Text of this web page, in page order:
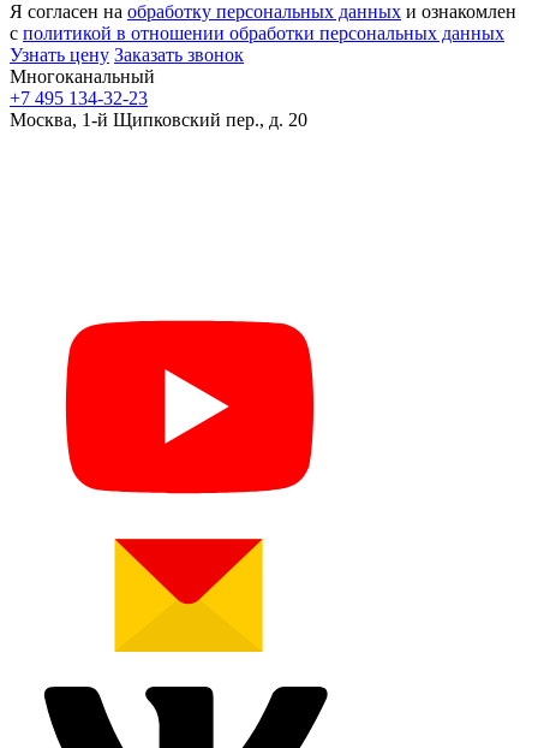
Я согласен на обработку персональных данных и ознакомлен
с политикой в отношении обработки персональных данных
Узнать цену Заказать звонок
Многоканальный
+7 495 134-32-23
Москва, 1-й Щипковский пер., д. 20